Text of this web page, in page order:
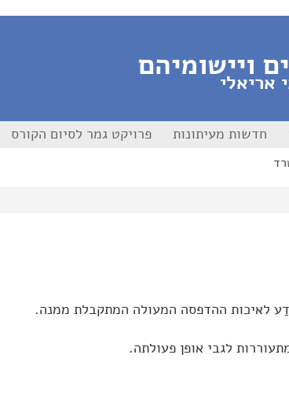
ויישומיהם
אריאלי
חדשות מעיתונות פרויקט גמר לסיום הקורס
לאיכות ההדפסה המעולה המתקבלת ממנה.
לגבי אופן פעולתה.